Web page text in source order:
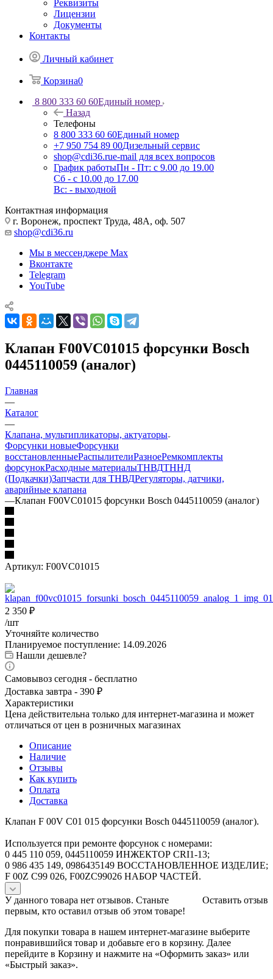
Реквизиты
Лицензии
Документы
Контакты
Личный кабинет
Корзина0
8 800 333 60 60Единый номер
Назад
Телефоны
8 800 333 60 60Единый номер
+7 950 754 89 00Дизельный сервис
shop@cdi36.rue-mail для всех вопросов
График работыПн - Пт: с 9.00 до 19.00
Сб - с 10.00 до 17.00
Вс: - выходной
Контактная информация
г. Воронеж, проспект Труда, 48А, оф. 507
shop@cdi36.ru
Мы в мессенджере Max
Вконтакте
Telegram
YouTube
Клапан F00VC01015 форсунки Bosch
0445110059 (аналог)
Главная
—
Каталог
—
Клапана, мультипликаторы, актуаторы
Форсунки новыеФорсунки
восстановленныеРаспылителиРазноеРемкомплекты
форсунокРасходные материалыТНВДТННД
(Подкачки)Запчасти для ТНВДРегуляторы, датчики,
аварийные клапана
—Клапан F00VC01015 форсунки Bosch 0445110059 (аналог)
Артикул: F00VC01015
2 350 ₽
/шт
Уточняйте количество
Планируемое поступление: 14.09.2026
Нашли дешевле?
Самовывоз сегодня - бесплатно
Доставка завтра - 390 ₽
Характеристики
Цена действительна только для интернет-магазина и может
отличаться от цен в розничных магазинах
Описание
Наличие
Отзывы
Как купить
Оплата
Доставка
Клапан F 00V C01 015 форсунки Bosch 0445110059 (аналог).
Используется при ремонте форсунок с номерами:
0 445 110 059, 0445110059 ИНЖЕКТОР CRI1-13;
0 986 435 149, 0986435149 ВОССТАНОВЛЕННОЕ ИЗДЕЛИЕ;
F 00Z C99 026, F00ZC99026 НАБОР ЧАСТЕЙ.
Оставить отзыв
У данного товара нет отзывов. Станьте
первым, кто оставил отзыв об этом товаре!
Для покупки товара в нашем интернет-магазине выберите
понравившийся товар и добавьте его в корзину. Далее
перейдите в Корзину и нажмите на «Оформить заказ» или
«Быстрый заказ».